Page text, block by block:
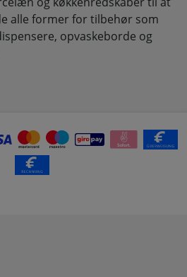
alle former for tilbehør som
opvaskeborde og